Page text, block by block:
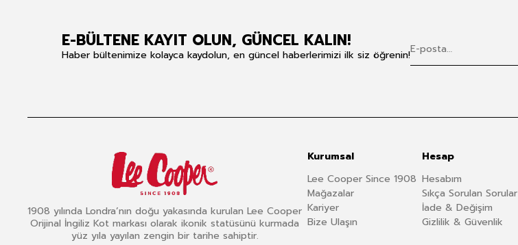
E-BÜLTENE KAYIT OLUN, GÜNCEL KALIN!
Haber bültenimize kolayca kaydolun, en güncel haberlerimizi ilk siz öğrenin!
1908 yılında Londra’nın doğu yakasında kurulan Lee Cooper
Orijinal İngiliz Kot markası olarak ikonik statüsünü kurmada
yüz yıla yayılan zengin bir tarihe sahiptir.
Kurumsal
Lee Cooper Since 1908
Mağazalar
Kariyer
Bize Ulaşın
Hesap
Hesabım
Sıkça Sorulan Sorular
İade & Değişim
Gizlilik & Güvenlik